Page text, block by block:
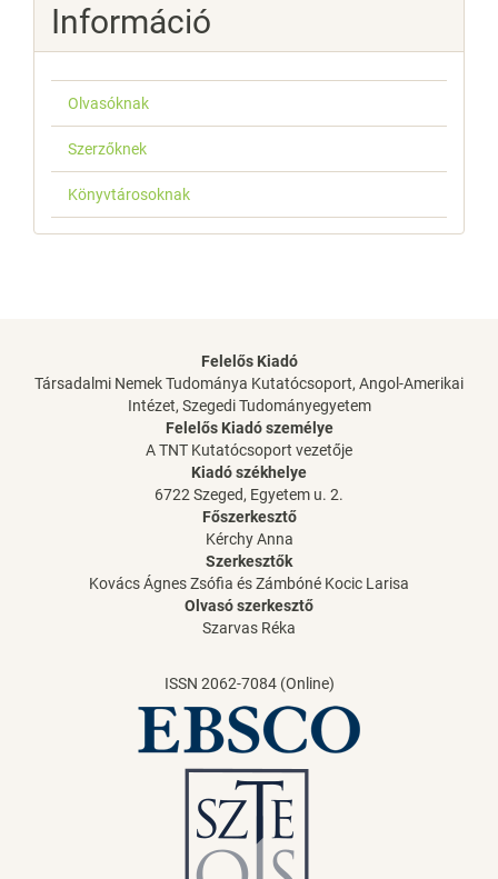
Információ
Olvasóknak
Szerzőknek
Könyvtárosoknak
Felelős Kiadó
Társadalmi Nemek Tudománya Kutatócsoport, Angol-Amerikai
Intézet, Szegedi Tudományegyetem
Felelős Kiadó személye
A TNT Kutatócsoport vezetője
Kiadó székhelye
6722 Szeged, Egyetem u. 2.
Főszerkesztő
Kérchy Anna
Szerkesztők
Kovács Ágnes Zsófia és Zámbóné Kocic Larisa
Olvasó szerkesztő
Szarvas Réka
ISSN 2062-7084 (Online)